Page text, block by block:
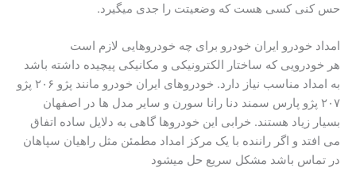
حس کنی کسی هست که وضعیتت را جدی میگیرد.
امداد خودرو ایران خودرو برای چه خودروهایی لازم است
هر خودرویی که ساختار الکترونیکی و مکانیکی پیچیده داشته باشد
به امداد مناسب نیاز دارد. خودروهای ایران خودرو مانند پژو ۲۰۶ پژو
۲۰۷ پژو پارس سمند دنا رانا سورن و سایر مدل ها در اصفهان
بسیار زیاد هستند. خرابی این خودروها گاهی به دلایل ساده اتفاق
می افتد و اگر راننده با یک مرکز امداد مطمئن مثل راهیان سپاهان
در تماس باشد مشکل سریع حل میشود